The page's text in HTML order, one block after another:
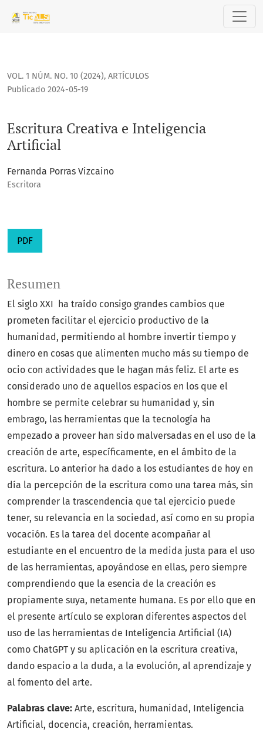
VOL. 1 NÚM. NO. 10 (2024), ARTÍCULOS
Escritura Creativa e Inteligencia
Artificial
Publicado 2024-05-19
Fernanda Porras Vizcaino
Escritora
PDF
Resumen
El siglo XXI ha traído consigo grandes cambios que
prometen facilitar el ejercicio productivo de la
humanidad, permitiendo al hombre invertir tiempo y
dinero en cosas que alimenten mucho más su tiempo de
ocio con actividades que le hagan más feliz. El arte es
considerado uno de aquellos espacios en los que el
hombre se permite celebrar su humanidad y, sin
embrago, las herramientas que la tecnología ha
empezado a proveer han sido malversadas en el uso de la
creación de arte, específicamente, en el ámbito de la
escritura. Lo anterior ha dado a los estudiantes de hoy en
día la percepción de la escritura como una tarea más, sin
comprender la trascendencia que tal ejercicio puede
tener, su relevancia en la sociedad, así como en su propia
vocación. Es la tarea del docente acompañar al
estudiante en el encuentro de la medida justa para el uso
de las herramientas, apoyándose en ellas, pero siempre
comprendiendo que la esencia de la creación es
propiamente suya, netamente humana. Es por ello que en
el presente artículo se exploran diferentes aspectos del
uso de las herramientas de Inteligencia Artificial (IA)
como ChatGPT y su aplicación en la escritura creativa,
dando espacio a la duda, a la evolución, al aprendizaje y
al fomento del arte.
Palabras clave: Arte, escritura, humanidad, Inteligencia
Artificial, docencia, creación, herramientas.